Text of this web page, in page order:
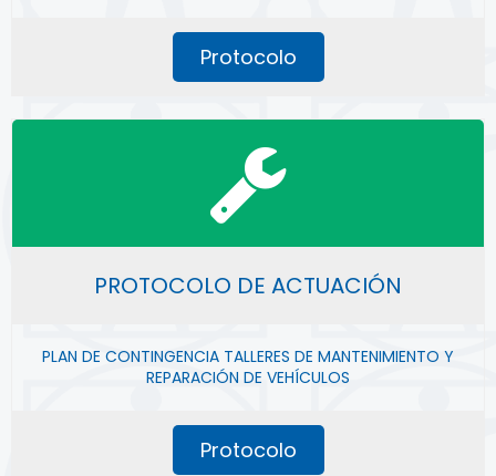
Protocolo
PROTOCOLO DE ACTUACIÓN
PLAN DE CONTINGENCIA TALLERES DE MANTENIMIENTO Y
REPARACIÓN DE VEHÍCULOS
Protocolo